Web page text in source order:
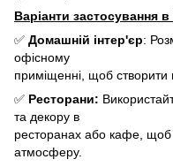
Варіанти застосування в
✅ Домашній інтер'єр:
офісному
приміщенні, щоб створити
✅ Ресторани:
та декору в
ресторанах або кафе, щоб
атмосферу.